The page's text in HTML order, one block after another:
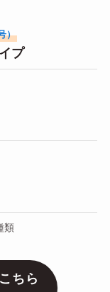
）
プ
類
ちら